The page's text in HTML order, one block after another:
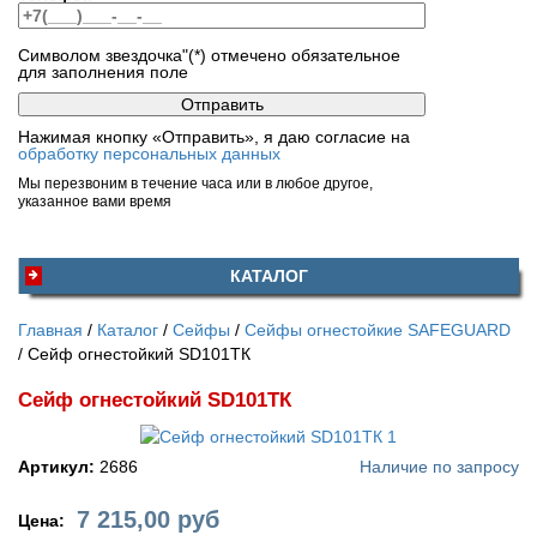
Символом звездочка"(*) отмечено обязательное
для заполнения поле
Нажимая кнопку «Отправить», я даю согласие на
обработку персональных данных
Мы перезвоним в течение часа или в любое другое,
указанное вами время
КАТАЛОГ
Главная Каталог Сейфы
Сейфы огнестойкие SAFEGUARD
Сейф огнестойкий SD101ТК
Сейф огнестойкий SD101ТК
Артикул: 2686 Наличие по запросу
Цена: 7 215,00 руб